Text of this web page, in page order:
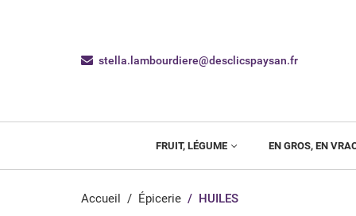
stella.lambourdiere@desclicspaysan.fr
FRUIT, LÉGUME EN GROS, EN
Accueil Épicerie HUILES